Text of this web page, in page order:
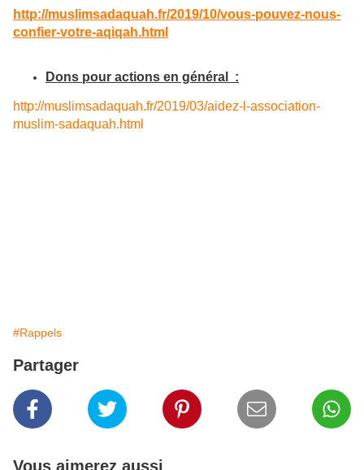
http://muslimsadaquah.fr/2019/10/vous-pouvez-nous-
confier-votre-aqiqah.html
Dons pour actions en général :
http://muslimsadaquah.fr/2019/03/aidez-l-association-
muslim-sadaquah.html
#Rappels
Partager
Vous aimerez aussi